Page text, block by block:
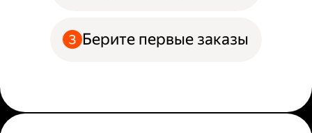
Берите первые заказы